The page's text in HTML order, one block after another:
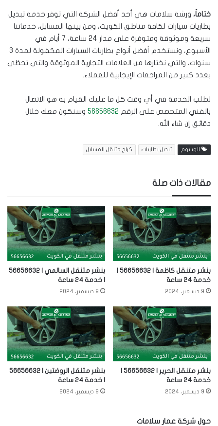
ختاماً، ورشة سلامات هي أحد أفضل الشركة التي توفر خدمة تبديل
بطاريات سيارات لكافة مناطق الكويت، ومن بينها المسايل، خدماتنا
سريعة وموثوقة ومتوفرة على مدار 24 ساعة، 7 أيام في
الأسبوع، ونستخدم أفضل أنواع بطاريات السيارات المكفولة لمدة 3
سنوات، والتي نختارها من العلامات التجارية الموثوقة والتي تحظى
بعدد كبير من المراجعات الإيجابية للعملاء.
لطلب الخدمة في أي وقت كل ما عليك القيام به هو الاتصال
بالفني المتخصص على الرقم 56656632 وسنكون معك خلال
دقائق إن شاء الله.
الوسوم تبديل بطاريات كراج متنقل المسايل
مقالات ذات صلة
خدمة 24 ساعة
9 ديسمبر، 2024
بنشر متنقل السالمي | 56656632
| خدمة 24 ساعة
9 ديسمبر، 2024
خدمة 24 ساعة
9 ديسمبر، 2024
بنشر متنقل الروضتين | 56656632
| خدمة 24 ساعة
9 ديسمبر، 2024
حول شركة عمار سلامات